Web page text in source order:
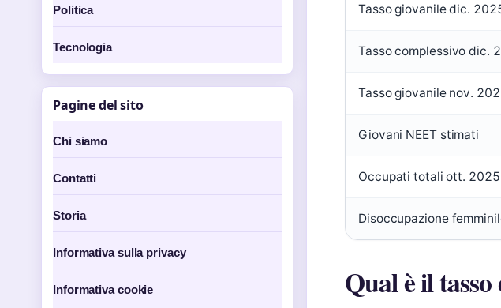
Tasso giovanile dic.
Tasso complessivo dic.
Tasso giovanile nov.
Giovani NEET stimati
Occupati totali ott. 2025
Disoccupazione
Qual è il
Politica
Tecnologia
Pagine del sito
Chi siamo
Contatti
Storia
Informativa sulla privacy
Informativa cookie